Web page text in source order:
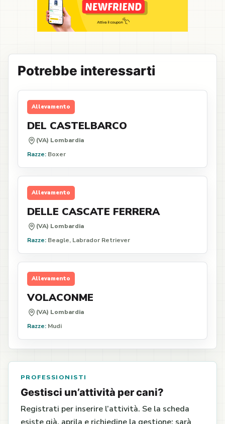
Potrebbe interessarti
Allevamento
DEL CASTELBARCO
(VA) Lombardia
Razze: Boxer
Allevamento
DELLE CASCATE FERRERA
(VA) Lombardia
Razze: Beagle, Labrador Retriever
Allevamento
VOLACONME
(VA) Lombardia
Razze: Mudi
PROFESSIONISTI
Gestisci un’attività per cani?
Registrati per inserire l’attività. Se la scheda